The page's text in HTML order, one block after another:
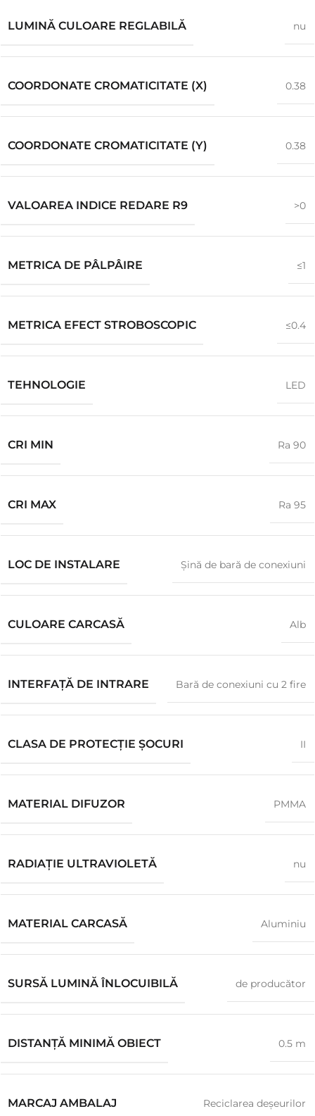
LUMINĂ CULOARE REGLABILĂ nu
COORDONATE CROMATICITATE (X) 0.38
COORDONATE CROMATICITATE (Y) 0.38
VALOAREA INDICE REDARE R9 >0
METRICA DE PÂLPÂIRE ≤1
METRICA EFECT STROBOSCOPIC ≤0.4
TEHNOLOGIE LED
CRI MIN Ra 90
CRI MAX Ra 95
LOC DE INSTALARE Șină de bară de conexiuni
CULOARE CARCASĂ Alb
INTERFAȚĂ DE INTRARE Bară de conexiuni cu 2 fire
CLASA DE PROTECȚIE ȘOCURI II
MATERIAL DIFUZOR PMMA
RADIAȚIE ULTRAVIOLETĂ nu
MATERIAL CARCASĂ Aluminiu
SURSĂ LUMINĂ ÎNLOCUIBILĂ de producător
DISTANȚĂ MINIMĂ OBIECT 0.5 m
MARCAJ AMBALAJ Reciclarea deșeurilor